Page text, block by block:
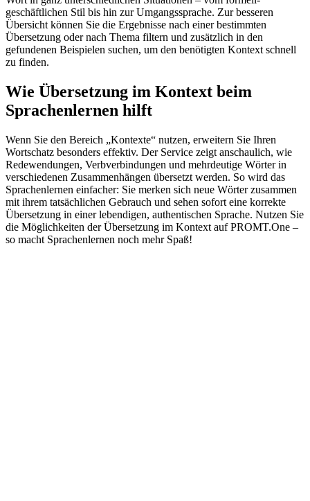
geschäftlichen Stil bis hin zur Umgangssprache. Zur besseren
Übersicht können Sie die Ergebnisse nach einer bestimmten
Übersetzung oder nach Thema filtern und zusätzlich in den
gefundenen Beispielen suchen, um den benötigten Kontext schnell
zu finden.
Wie Übersetzung im Kontext beim
Sprachenlernen hilft
Wenn Sie den Bereich „Kontexte“ nutzen, erweitern Sie Ihren
Wortschatz besonders effektiv. Der Service zeigt anschaulich, wie
Redewendungen, Verbverbindungen und mehrdeutige Wörter in
verschiedenen Zusammenhängen übersetzt werden. So wird das
Sprachenlernen einfacher: Sie merken sich neue Wörter zusammen
mit ihrem tatsächlichen Gebrauch und sehen sofort eine korrekte
Übersetzung in einer lebendigen, authentischen Sprache. Nutzen Sie
die Möglichkeiten der Übersetzung im Kontext auf PROMT.One –
so macht Sprachenlernen noch mehr Spaß!